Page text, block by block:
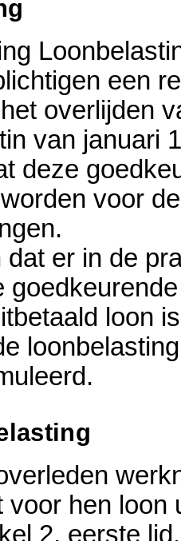
een
overlijden
van januari
deze
voor
dat er in de
loon
voor hen
2, eerste